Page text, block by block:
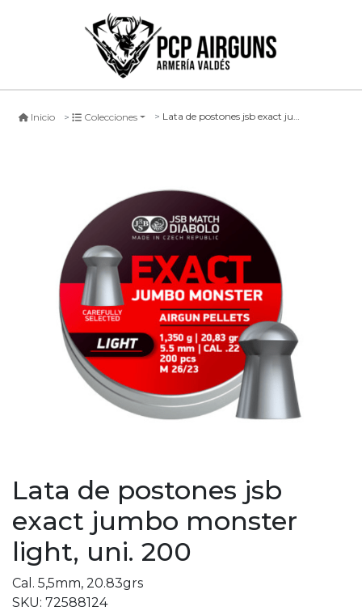
Inicio Colecciones Lata de postones jsb exact jumbo monster light, uni. 200
Lata de postones jsb
exact jumbo monster
light, uni. 200
Cal. 5,5mm, 20.83grs
SKU: 72588124